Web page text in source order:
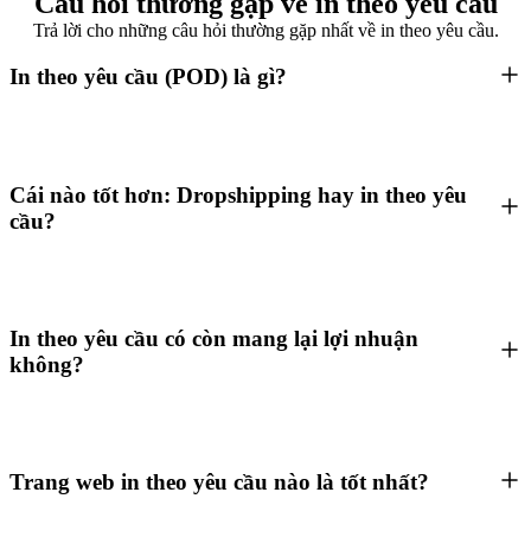
Trả lời cho những câu hỏi thường gặp nhất về in theo yêu cầu.
In theo yêu cầu (POD) là gì?
Cái nào tốt hơn: Dropshipping hay in theo yêu
cầu?
In theo yêu cầu có còn mang lại lợi nhuận
không?
Trang web in theo yêu cầu nào là tốt nhất?